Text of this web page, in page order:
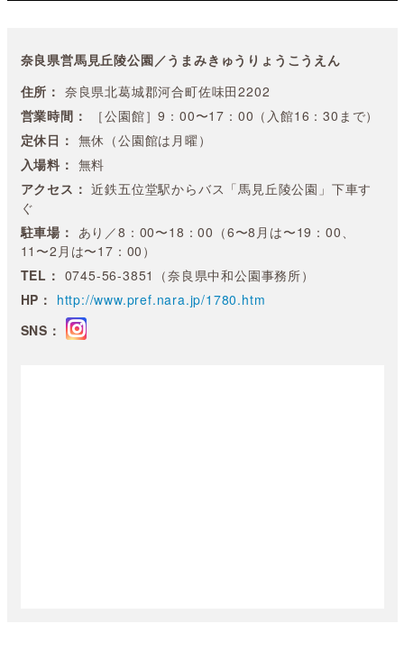
奈良県営馬見丘陵公園／うまみきゅうりょうこうえん
住所： 奈良県北葛城郡河合町佐味田2202
営業時間：
［公園館］9：00〜17：00（入館16：30まで）
定休日： 無休（公園館は月曜）
入場料： 無料
アクセス： 近鉄五位堂駅からバス「馬見丘陵公園」下車す
ぐ
駐車場： あり／8：00〜18：00（6〜8月は〜19：00、
11〜2月は〜17：00）
TEL： 0745-56-3851（奈良県中和公園事務所）
HP： http://www.pref.nara.jp/1780.htm
SNS：